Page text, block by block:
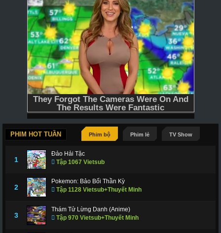
PHIM HOT TUẦN Phim bộ Phim lẻ TV Show
1
Đảo Hải Tặc
Tập 1067 Vietsub
2
Pokemon: Bảo Bối Thần Kỳ
Tập 1128 Vietsub+Thuyết Minh
3
Thám Tử Lừng Danh (Anime)
Tập 970 Vietsub+Thuyết Minh